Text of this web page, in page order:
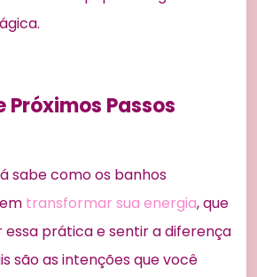
Próximos Passos
sabe como os banhos
transformar sua energia, que
prática e sentir a diferença
são as intenções que você